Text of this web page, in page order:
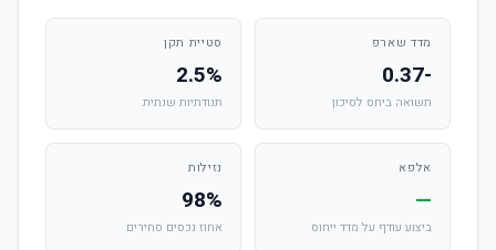
מדד שארפ
-0.37
תשואה ביחס לסיכון
סטיית תקן
2.5%
תנודתיות שנתית
אלפא
—
ביצוע עודף על מדד ייחוס
נזילות
98%
אחוז נכסים סחירים